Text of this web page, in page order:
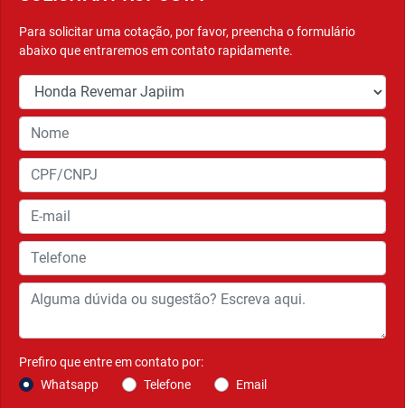
TAMPA DE COMBUSTÍVEL EXTERNA
que você abasteça a sua Elite 125 sem sair dela.